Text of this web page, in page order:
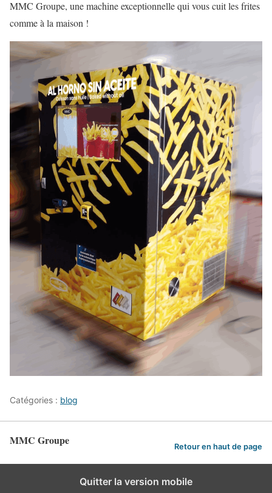
MMC Groupe, une machine exceptionnelle qui vous cuit les frites
comme à la maison !
Catégories : blog
MMC Groupe Retour en haut de page
Quitter la version mobile